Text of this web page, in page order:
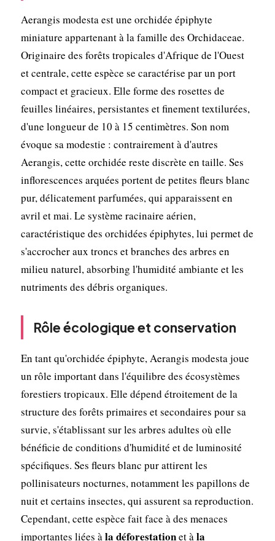
Aerangis modesta est une orchidée épiphyte
miniature appartenant à la famille des Orchidaceae.
Originaire des forêts tropicales d'Afrique de l'Ouest
et centrale, cette espèce se caractérise par un port
compact et gracieux. Elle forme des rosettes de
feuilles linéaires, persistantes et finement textilurées,
d'une longueur de 10 à 15 centimètres. Son nom
évoque sa modestie : contrairement à d'autres
Aerangis, cette orchidée reste discrète en taille. Ses
inflorescences arquées portent de petites fleurs blanc
pur, délicatement parfumées, qui apparaissent en
avril et mai. Le système racinaire aérien,
caractéristique des orchidées épiphytes, lui permet de
s'accrocher aux troncs et branches des arbres en
milieu naturel, absorbing l'humidité ambiante et les
nutriments des débris organiques.
Rôle écologique et conservation
En tant qu'orchidée épiphyte, Aerangis modesta joue
un rôle important dans l'équilibre des écosystèmes
forestiers tropicaux. Elle dépend étroitement de la
structure des forêts primaires et secondaires pour sa
survie, s'établissant sur les arbres adultes où elle
bénéficie de conditions d'humidité et de luminosité
spécifiques. Ses fleurs blanc pur attirent les
pollinisateurs nocturnes, notamment les papillons de
nuit et certains insectes, qui assurent sa reproduction.
Cependant, cette espèce fait face à des menaces
importantes liées àla déforestationet àla